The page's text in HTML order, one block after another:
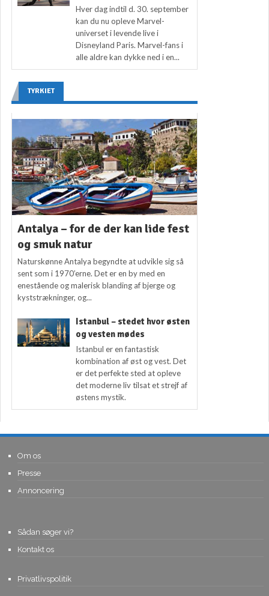
Hver dag indtil d. 30. september
kan du nu opleve Marvel-
universet i levende live i
Disneyland Paris. Marvel-fans i
alle aldre kan dykke ned i en...
TYRKIET
Antalya – for de der kan lide fest
og smuk natur
Naturskønne Antalya begyndte at udvikle sig så
sent som i 1970’erne. Det er en by med en
enestående og malerisk blanding af bjerge og
kyststrækninger, og...
Istanbul – stedet hvor østen
og vesten mødes
Istanbul er en fantastisk
kombination af øst og vest. Det
er det perfekte sted at opleve
det moderne liv tilsat et strejf af
østens mystik.
Om os
Presse
Annoncering
Sådan søger vi?
Kontakt os
Privatlivspolitik